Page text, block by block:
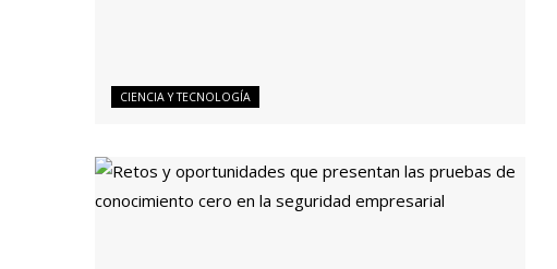
CIENCIA Y TECNOLOGÍA